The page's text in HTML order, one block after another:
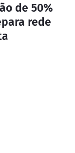
de 50%
rede